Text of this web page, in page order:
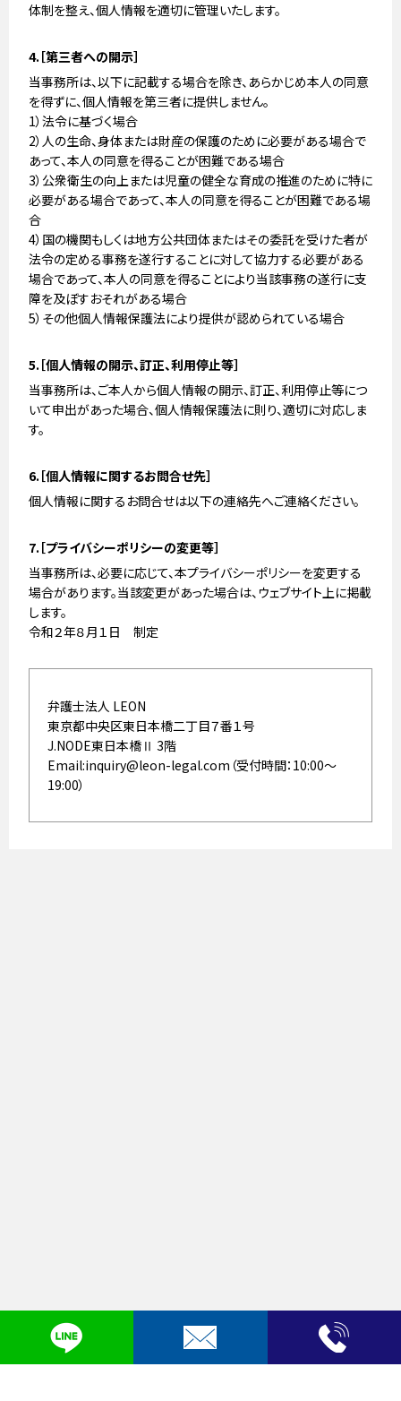
体制を整え、個人情報を適切に管理いたします。
4.［第三者への開示］
当事務所は、以下に記載する場合を除き、あらかじめ本人の同意
を得ずに、個人情報を第三者に提供しません。
1）法令に基づく場合
2）人の生命、身体または財産の保護のために必要がある場合で
あって、本人の同意を得ることが困難である場合
3）公衆衛生の向上または児童の健全な育成の推進のために特に
必要がある場合であって、本人の同意を得ることが困難である場
合
4）国の機関もしくは地方公共団体またはその委託を受けた者が
法令の定める事務を遂行することに対して協力する必要がある
場合であって、本人の同意を得ることにより当該事務の遂行に支
障を及ぼすおそれがある場合
5）その他個人情報保護法により提供が認められている場合
5.［個人情報の開示、訂正、利用停止等］
当事務所は、ご本人から個人情報の開示、訂正、利用停止等につ
いて申出があった場合、個人情報保護法に則り、適切に対応しま
す。
6.［個人情報に関するお問合せ先］
個人情報に関するお問合せは以下の連絡先へご連絡ください。
7.［プライバシーポリシーの変更等］
当事務所は、必要に応じて、本プライバシーポリシーを変更する
場合があります。当該変更があった場合は、ウェブサイト上に掲載
します。
令和２年８月１日 制定
弁護士法人 LEON
東京都中央区東日本橋二丁目７番１号
J.NODE東日本橋Ⅱ 3階
Email:inquiry@leon-legal.com（受付時間：10:00〜
19:00）
プライバシーポリシー